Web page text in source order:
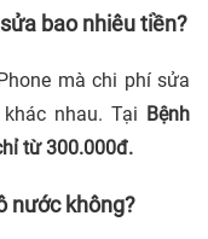
bao nhiêu tiền?
mà chi phí sửa
nhau. Tại Bệnh
từ 300.000đ.
nước không?